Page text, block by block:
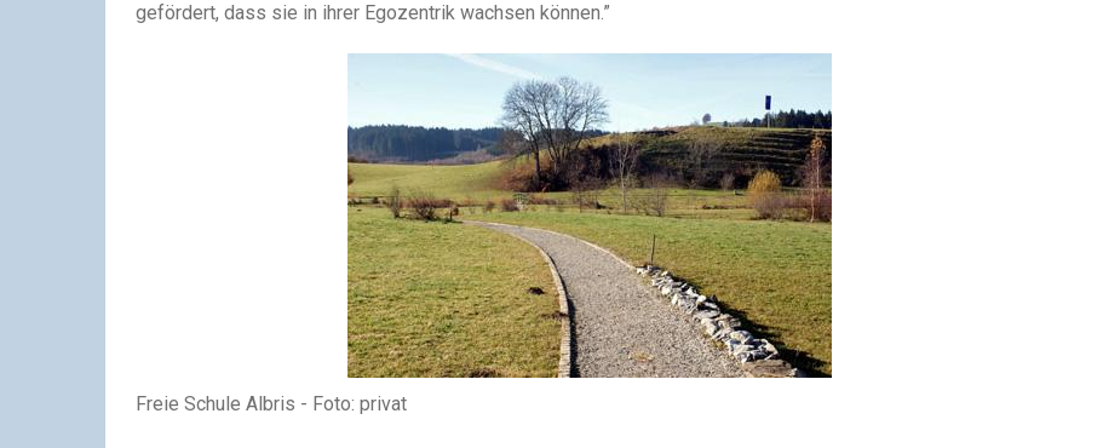
geför­dert, dass sie in ihrer Egozentrik wach­sen kön­nen.”
Freie Schule Albris - Foto: privat